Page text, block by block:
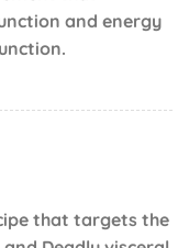
and energy
that targets the